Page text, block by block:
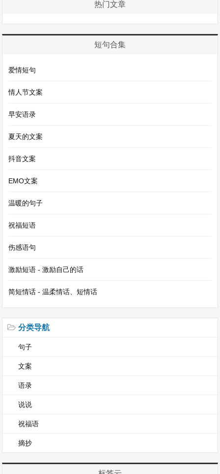
热门文章
短句合集
爱情短句
情人节文案
早安语录
夏天的文案
抖音文案
EMO文案
温暖的句子
祝福短语
伤感语句
激励短语 - 激励自己的话
简短情话 - 温柔情话、短情话
分类导航
句子
文案
语录
说说
祝福语
摘抄